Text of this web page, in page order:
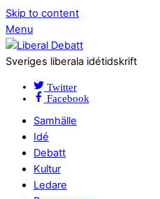
Skip to content
Menu
Sveriges liberala idétidskrift
Twitter
Facebook
Samhälle
Idé
Debatt
Kultur
Ledare